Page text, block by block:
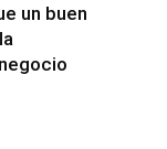
un buen